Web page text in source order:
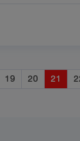
19 20 21